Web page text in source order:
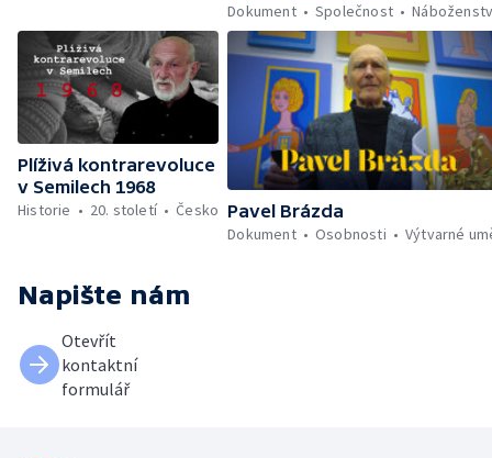
Dokument
Společnost
Plíživá kontrarevoluce
v Semilech 1968
Historie
20. století Česko Pavel Brázda
Dokument
Osobnosti Výtvarné
Napište nám
Otevřít
kontaktní
formulář